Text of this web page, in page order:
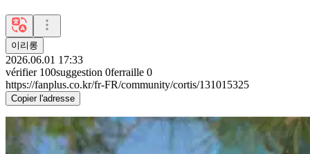
이리롱
2026.06.01 17:33
vérifier 100suggestion 0ferraille 0
https://fanplus.co.kr/fr-FR/community/cortis/131015325
Copier l'adresse